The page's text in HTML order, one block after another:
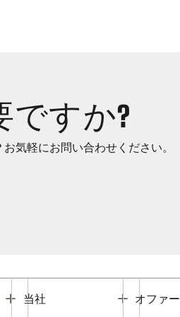
ですか?
気軽にお問い合わせください。
Toggle
当社 Toggle
オファー